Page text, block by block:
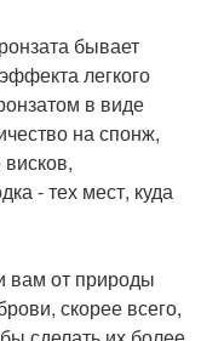
бывает
легкого
в виде
на спонж,
- тех мест, куда
вам от природы
скорее всего,